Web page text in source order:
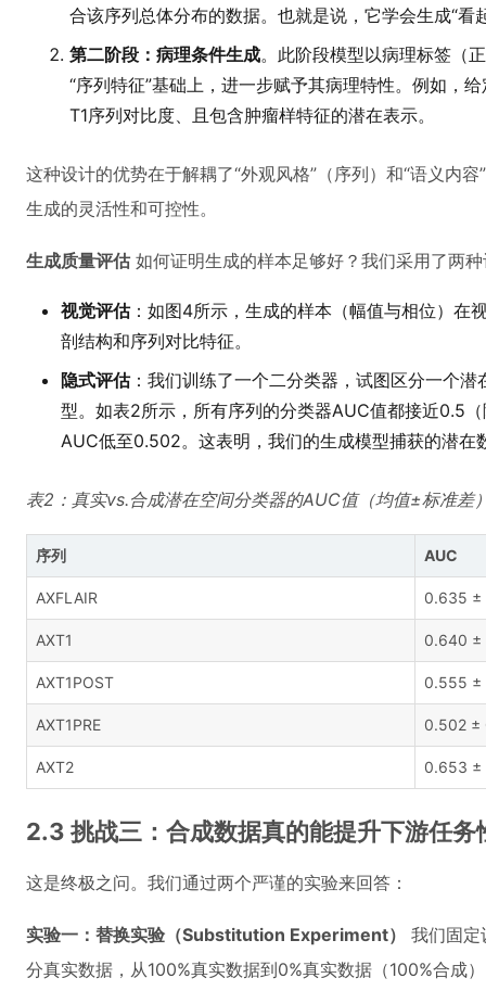
合该序列总体分布的数据。也就是说，它学会生成“看
第二阶段：病理条件生成。此阶段模型以病理标签（
“序列特征”基础上，进一步赋予其病理特性。例如，
T1序列对比度、且包含肿瘤样特征的潜在表示。
这种设计的优势在于解耦了“外观风格”（序列）和“语义内
生成的灵活性和可控性。
生成质量评估如何证明生成的样本足够好？我们采用了两
视觉评估：如图4所示，生成的样本（幅值与相位）在
剖结构和序列对比特征。
隐式评估：我们训练了一个二分类器，试图区分一个
型。如表2所示，所有序列的分类器AUC值都接近0.5
AUC低至0.502。这表明，我们的生成模型捕获的潜在
表2：真实vs.合成潜在空间分类器的AUC值（均值±标准差
序列 AUC
AXFLAIR 0.635 ±
AXT1 0.640 ±
AXT1POST 0.555 ±
AXT1PRE 0.502 ±
AXT2 0.653 ±
2.3 挑战三：合成数据真的能提升下游任务
这是终极之问。我们通过两个严谨的实验来回答：
实验一：替换实验（Substitution Experiment）
我们固定
分真实数据，从100%真实数据到0%真实数据（100%合成